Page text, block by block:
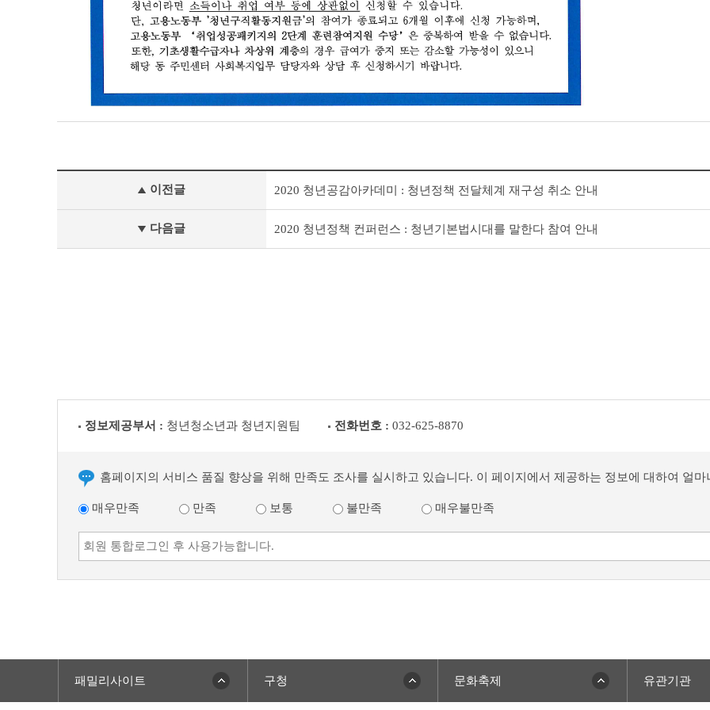
사
전
이전글 2020 청년공감아카데미 : 청년정책 전달체계 재구성 취소 안내
다음글 2020 청년정책 컨퍼런스 : 청년기본법시대를 말한다 참여 안내
정보제공부서 : 청년청소년과 청년지원팀 전화번호 : 032-625-8870
홈페이지의 서비스 품질 향상을 위해 만족도 조사를 실시하고 있습니다. 이 페이지에서 제공하는 정보에 대하여 얼마
매우만족 만족 보통 불만족 매우불만족
패밀리사이트 구청 문화축제 유관기관